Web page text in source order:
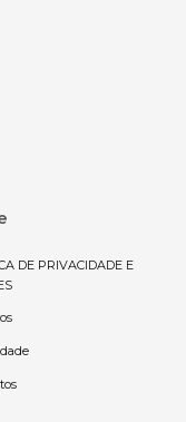
DE PRIVACIDADE E